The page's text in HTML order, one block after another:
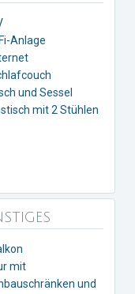
Anlage
und Sessel
mit 2 Stühlen
mit
und